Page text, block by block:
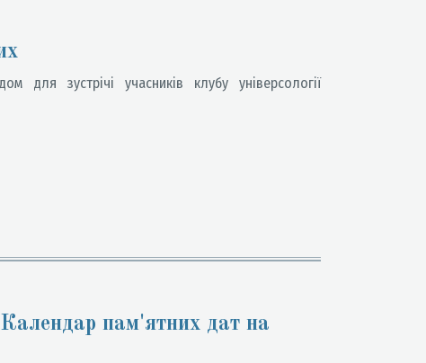
зустрічі учасників клубу універсології
пам'ятних дат на